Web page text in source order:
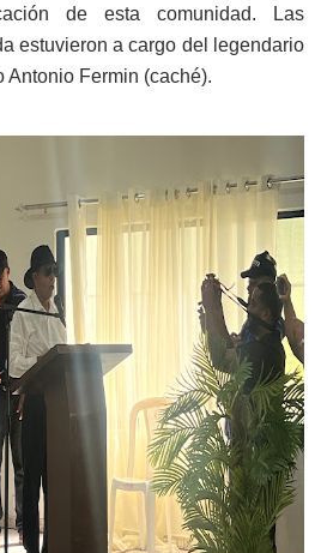
de esta comunidad. Las
estuvieron a cargo del legendario
Antonio Fermin (caché).